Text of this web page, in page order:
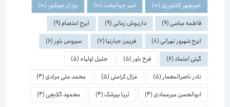
خوبچهر کشاورزی(10) امیر جوانبخت(10) یزدان هوشور(10)
فاطمه عباسی(9) داریوش زمانی(9) ایرج اعتصام(9)
ایرج شهروز تهرانی(8) فریبرز جبارنیا(7) سیروس باور (6)
گیتی اعتماد(6) فرخ باور (5) جلیل اولیاء(5)
نادر ناصرالمعمار(5) غزال کرامتی(5) محمد علی مرادی(4)
ابوالحسن میرعمادی(4) ثریا بیرشک(4) محمود گلابچی(4)